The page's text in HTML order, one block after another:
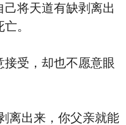
将天道有缺剥离出
。
受，却也不愿意眼
出来，你父亲就能